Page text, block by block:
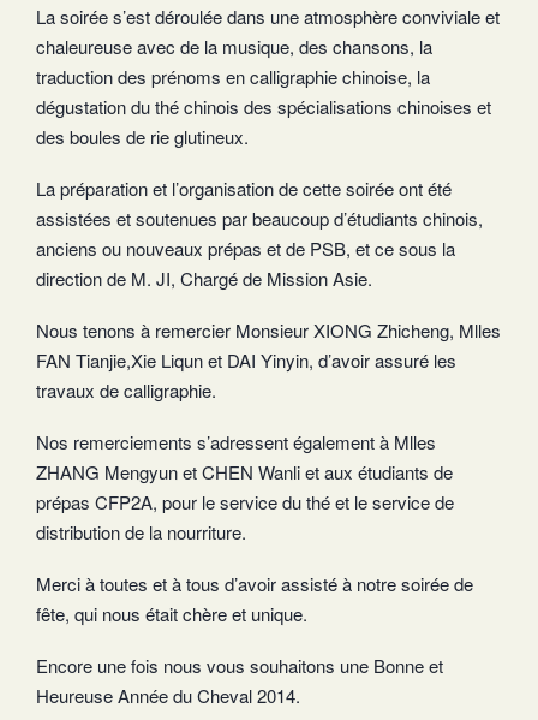
La soirée s’est déroulée dans une atmosphère conviviale et
chaleureuse avec de la musique, des chansons, la
traduction des prénoms en calligraphie chinoise, la
dégustation du thé chinois des spécialisations chinoises et
des boules de rie glutineux.
La préparation et l’organisation de cette soirée ont été
assistées et soutenues par beaucoup d’étudiants chinois,
anciens ou nouveaux prépas et de PSB, et ce sous la
direction de M. JI, Chargé de Mission Asie.
Nous tenons à remercier Monsieur XIONG Zhicheng, Mlles
FAN Tianjie,Xie Liqun et DAI Yinyin, d’avoir assuré les
travaux de calligraphie.
Nos remerciements s’adressent également à Mlles
ZHANG Mengyun et CHEN Wanli et aux étudiants de
prépas CFP2A, pour le service du thé et le service de
distribution de la nourriture.
Merci à toutes et à tous d’avoir assisté à notre soirée de
fête, qui nous était chère et unique.
Encore une fois nous vous souhaitons une Bonne et
Heureuse Année du Cheval 2014.